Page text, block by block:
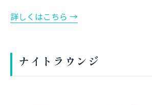
詳しくはこちら →
ナイトラウンジ